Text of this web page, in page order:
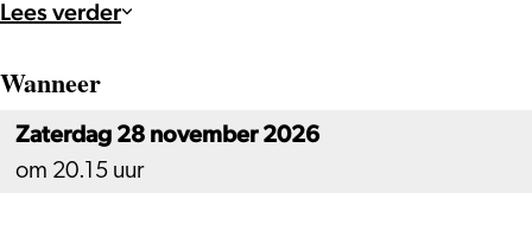
Lees verder
Wanneer
Zaterdag 28 november 2026
om 20.15 uur